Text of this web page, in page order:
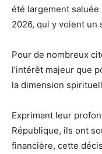
été largement saluée
2026, qui y voient un
Pour de nombreux
l’intérêt majeur que
la dimension
Exprimant leur
République, ils ont
financière, cette